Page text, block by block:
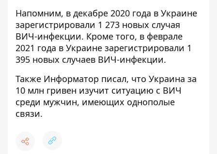
Напомним, в декабре 2020 года в Украине
зарегистрировали 1 273 новых случая
ВИЧ-инфекции. Кроме того, в феврале
2021 года в Украине зарегистрировали 1
395 новых случаев ВИЧ-инфекции.
Также Информатор писал, что Украина за
10 млн гривен изучит ситуацию с ВИЧ
среди мужчин, имеющих однополые
связи.